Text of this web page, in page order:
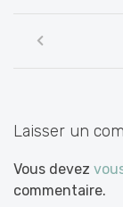
entre
Laisser un
Vous devez
commentaire.